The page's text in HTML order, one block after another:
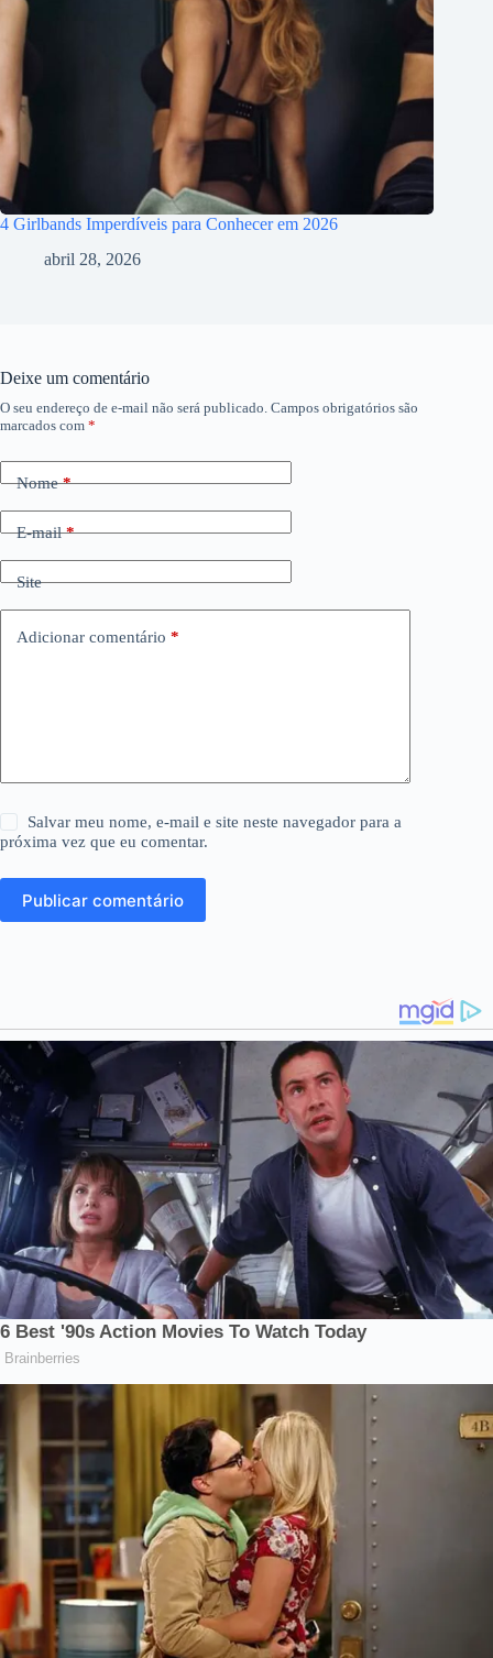
4 Girlbands Imperdíveis para Conhecer em 2026
abril 28, 2026
Deixe um comentário
O seu endereço de e-mail não será publicado. Campos obrigatórios são
marcados com *
Nome*
E-mail*
Site
Adicionar comentário *
Salvar meu nome, e-mail e site neste navegador para a
próxima vez que eu comentar.
Publicar comentário